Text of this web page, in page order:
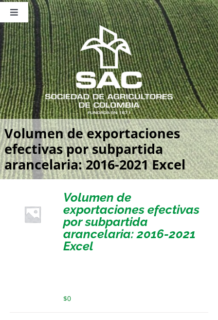
Saltar
contenido
Toggle
Navigation
Nosotros
Publicaciones
Sala de Prensa
Eventos
Volumen de exportaciones
efectivas por subpartida
arancelaria: 2016-2021 Excel
Volumen de
exportaciones efectivas
por subpartida
arancelaria: 2016-2021
Excel
$0